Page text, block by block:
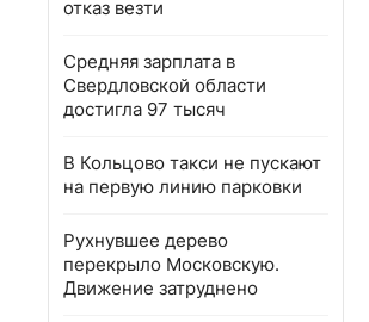
отказ везти
Средняя зарплата в
Свердловской области
достигла 97 тысяч
В Кольцово такси не пускают
на первую линию парковки
Рухнувшее дерево
перекрыло Московскую.
Движение затруднено